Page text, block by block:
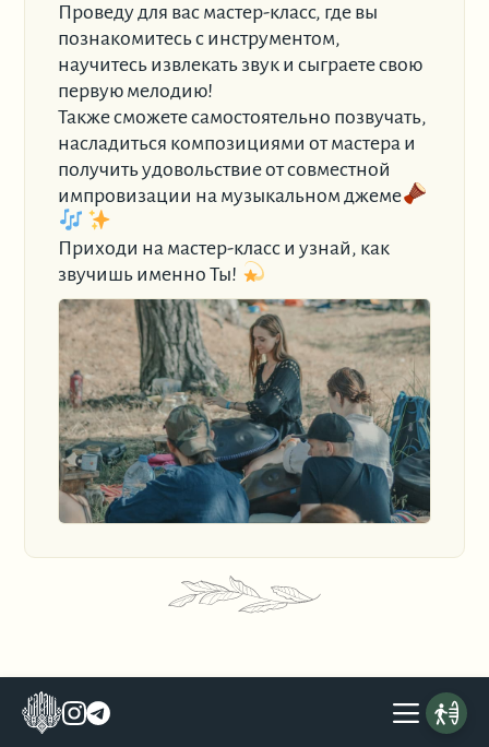
Проведу для вас мастер-класс, где вы
познакомитесь с инструментом,
научитесь извлекать звук и сыграете свою
первую мелодию!
Также сможете самостоятельно позвучать,
насладиться композициями от мастера и
получить удовольствие от совместной
импровизации на музыкальном джеме
Приходи на мастер-класс и узнай, как
звучишь именно Ты!
dev by nocliche.dev